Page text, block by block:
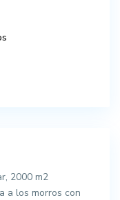
2000 m2
a los morros con